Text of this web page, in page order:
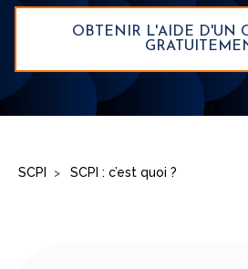
OBTENIR L'AIDE D'UN
SCPI > SCPI : c’est quoi ?